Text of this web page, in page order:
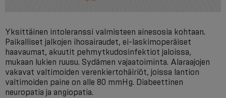
Yksittäinen intoleranssi valmisteen ainesosia kohtaan.
Paikalliset jalkojen ihosairaudet, ei-laskimoperäiset
haavaumat, akuutit pehmytkudosinfektiot jaloissa,
mukaan lukien ruusu. Sydämen vajaatoiminta. Alaraajojen
vakavat valtimoiden verenkiertohäiriöt, joissa lantion
valtimoiden paine on alle 80 mmHg. Diabeettinen
neuropatia ja angiopatia.